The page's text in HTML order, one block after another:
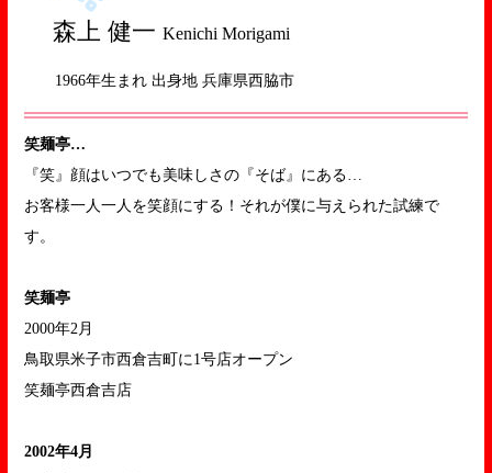
森上 健一 Kenichi Morigami
1966年生まれ 出身地 兵庫県西脇市
笑麺亭…
『笑』顔はいつでも美味しさの『そば』にある…
お客様一人一人を笑顔にする！それが僕に与えられた試練で
す。
笑麺亭
2000年2月
鳥取県米子市西倉吉町に1号店オープン
笑麺亭西倉吉店
2002年4月